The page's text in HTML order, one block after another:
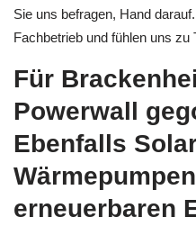
Sie uns befragen, Hand
Fachbetrieb und fühlen uns zu
Für
Powerwall
Ebenfalls
erneuerbaren